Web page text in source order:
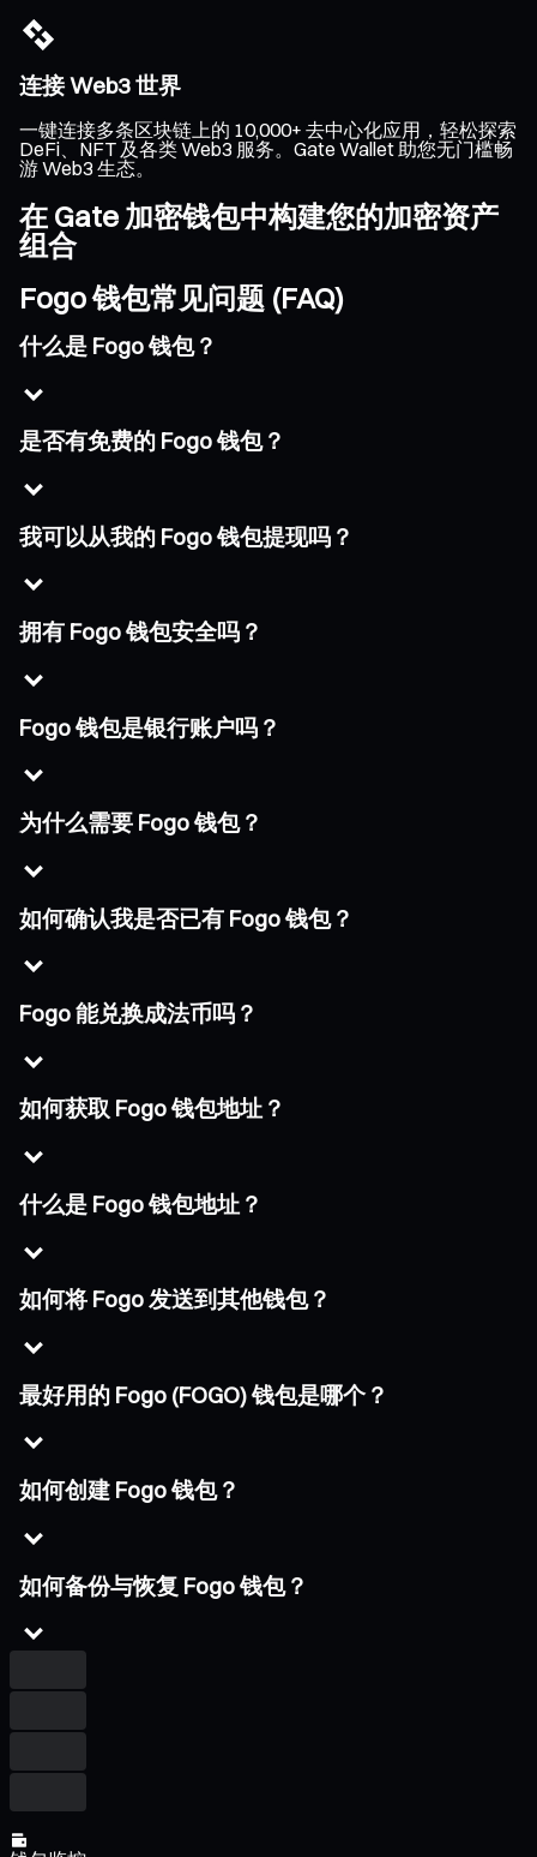
连接 Web3 世界
一键连接多条区块链上的 10,000+ 去中心化应用，轻松探索
DeFi、NFT 及各类 Web3 服务。Gate Wallet 助您无门槛畅
游 Web3 生态。
在 Gate 加密钱包中构建您的加密资产
组合
Fogo 钱包常见问题 (FAQ)
什么是 Fogo 钱包？
是否有免费的 Fogo 钱包？
我可以从我的 Fogo 钱包提现吗？
拥有 Fogo 钱包安全吗？
Fogo 钱包是银行账户吗？
为什么需要 Fogo 钱包？
如何确认我是否已有 Fogo 钱包？
Fogo 能兑换成法币吗？
如何获取 Fogo 钱包地址？
什么是 Fogo 钱包地址？
如何将 Fogo 发送到其他钱包？
最好用的 Fogo (FOGO) 钱包是哪个？
如何创建 Fogo 钱包？
如何备份与恢复 Fogo 钱包？